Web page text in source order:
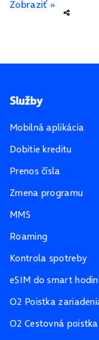
Zobraziť »
Pätička
Služby
Mobilná aplikácia
Dobitie kreditu
Prenos čísla
Zmena programu
MMS
Roaming
Kontrola spotreby
eSIM do smart
O2 Poistka
O2 Cestovná poistka